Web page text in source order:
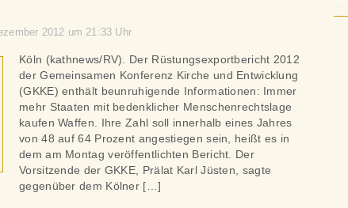
2012 um 21:33 Uhr
Köln (kathnews/RV). Der Rüstungsexportbericht 2012
der Gemeinsamen Konferenz Kirche und Entwicklung
(GKKE) enthält beunruhigende Informationen: Immer
mehr Staaten mit bedenklicher Menschenrechtslage
kaufen Waffen. Ihre Zahl soll innerhalb eines Jahres
von 48 auf 64 Prozent angestiegen sein, heißt es in
dem am Montag veröffentlichten Bericht. Der
Vorsitzende der GKKE, Prälat Karl Jüsten, sagte
gegenüber dem Kölner […]